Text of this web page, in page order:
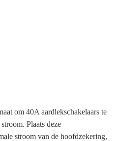
om 40A aardlekschakelaars te
Plaats deze
stroom van de hoofdzekering,